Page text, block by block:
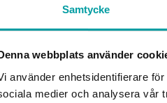
Samtycke
webbplats använder
använder enhetsidentifierare
medier och analysera vår
kan også gjenbrukes i